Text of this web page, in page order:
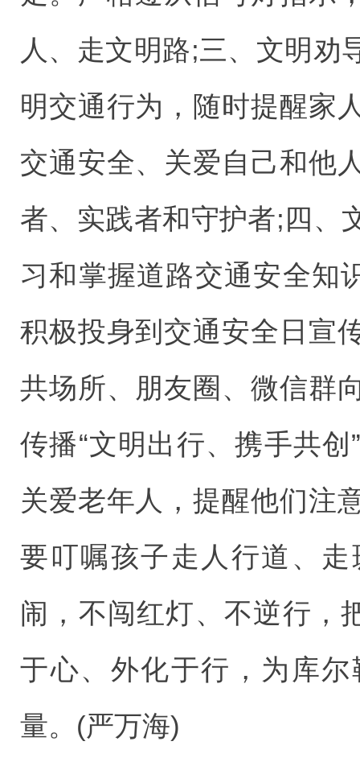
人、走文明路;三、文明劝
明交通行为，随时提醒家
交通安全、关爱自己和他
者、实践者和守护者;四、
习和掌握道路交通安全知
积极投身到交通安全日宣
共场所、朋友圈、微信群
传播“文明出行、携手共
关爱老年人，提醒他们注
要叮嘱孩子走人行道、
闹，不闯红灯、不逆行，
于心、外化于行，为库
量。(严万海)